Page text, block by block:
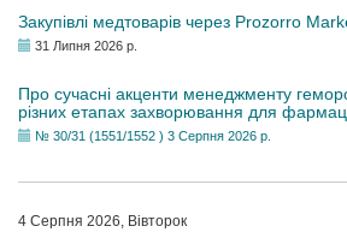
Закупівлі медтоварів через Prozorro
31 Липня 2026 р.
Про сучасні акценти менеджменту
різних етапах захворювання для
№ 30/31 (1551/1552 ) 3 Серпня 2026 р.
4 Серпня 2026, Вівторок